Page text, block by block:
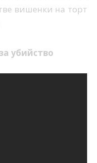
вишенки на торт
убийство